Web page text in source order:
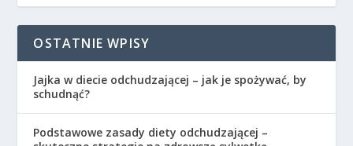
OSTATNIE WPISY
Jajka w diecie odchudzającej – jak je spożywać, by
schudnąć?
Podstawowe zasady diety odchudzającej –